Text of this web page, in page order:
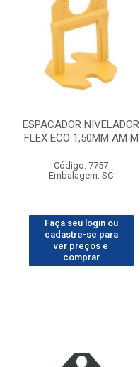
ESPACADOR NIVELADOR
FLEX ECO 1,50MM AM M
Código: 7757
Embalagem: SC
Faça seu login ou
cadastre-se para
ver preços e
comprar